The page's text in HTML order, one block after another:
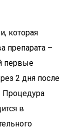
которая
препарата –
первые
2 дня после
Процедура
в